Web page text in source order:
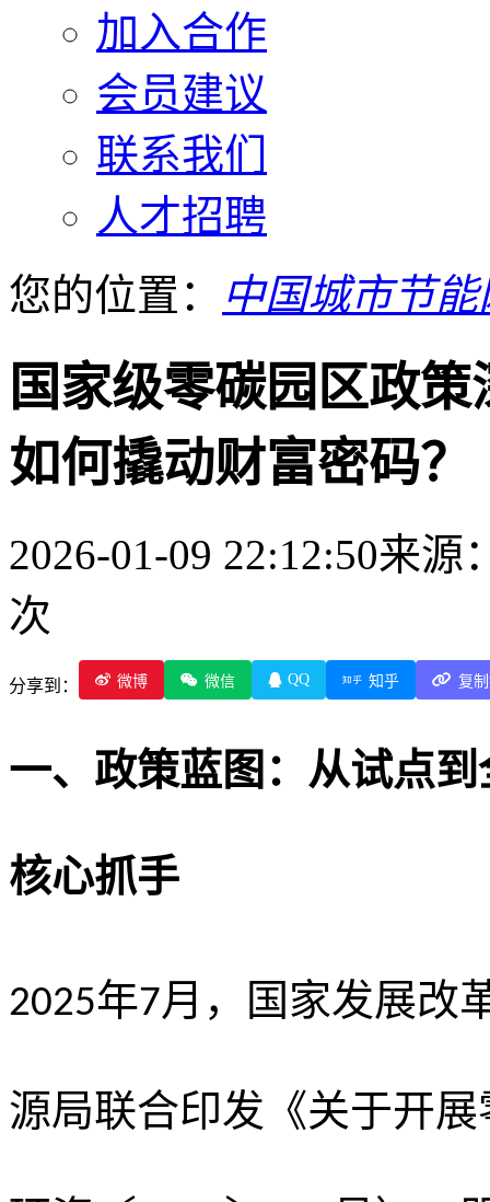
加入合作
会员建议
联系我们
人才招聘
您的位置：
中国城市节能
国家级零碳园区政
如何撬动财富密码？
2026-01-09 22:12:50来源
次
分享到： 微博 微信 QQ 知乎 复
一、政策蓝图：从试点
核心抓手
2025年7月，国家发展改
源局联合印发《关于开